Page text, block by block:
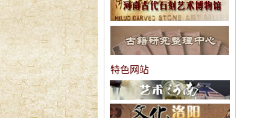
特色网站